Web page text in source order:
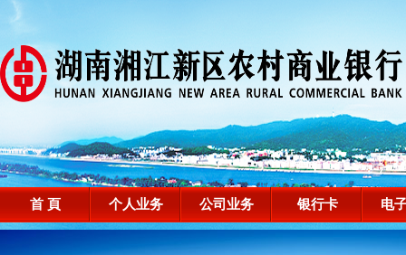
首 頁 个人业务 公司业务 银行卡 电